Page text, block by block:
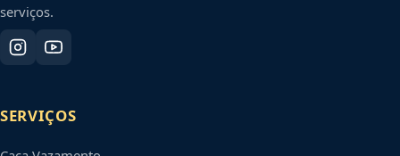
serviços.
SERVIÇOS